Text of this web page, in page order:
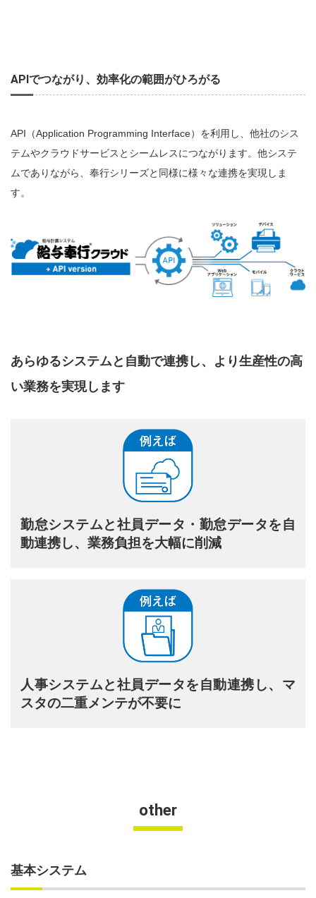
APIでつながり、効率化の範囲がひろがる
API（Application Programming Interface）を利用し、他社のシス
テムやクラウドサービスとシームレスにつながります。他システ
ムでありながら、奉行シリーズと同様に様々な連携を実現しま
す。
あらゆるシステムと自動で連携し、より生産性の高
い業務を実現します
勤怠システムと社員データ・勤怠データを自
動連携し、業務負担を大幅に削減
人事システムと社員データを自動連携し、マ
スタの二重メンテが不要に
other
基本システム